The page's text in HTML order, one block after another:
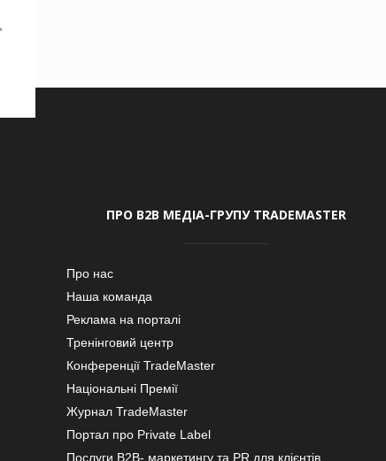
ПРО В2В МЕДІА-ГРУПУ TRADEMASTER
Про нас
Наша команда
Реклама на порталі
Тренінговий центр
Конференції TradeMaster
Національні Премії
Журнал TradeMaster
Портал про Private Label
Послуги В2В- маркетингу та PR для клієнтів